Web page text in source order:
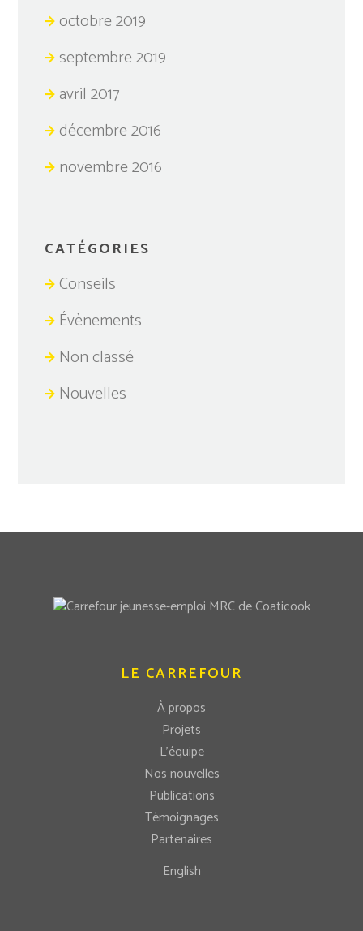
octobre 2019
septembre 2019
avril 2017
décembre 2016
novembre 2016
CATÉGORIES
Conseils
Évènements
Non classé
Nouvelles
LE CARREFOUR
À propos
Projets
L’équipe
Nos nouvelles
Publications
Témoignages
Partenaires
English